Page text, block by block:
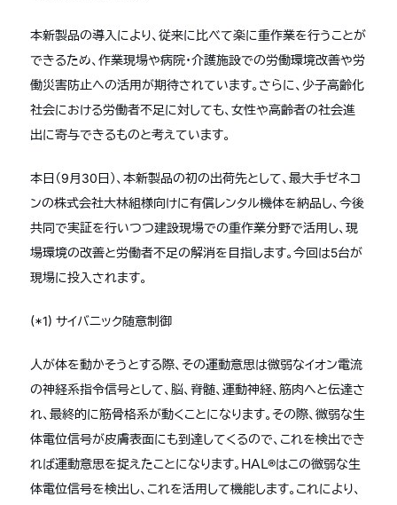
本新製品の導入により、従来に比べて楽に重作業を行うことが
できるため、作業現場や病院・介護施設での労働環境改善や労
働災害防止への活用が期待されています。さらに、少子高齢化
社会における労働者不足に対しても、女性や高齢者の社会進
出に寄与できるものと考えています。
本日（9月30日）、本新製品の初の出荷先として、最大手ゼネコ
ンの株式会社大林組様向けに有償レンタル機体を納品し、今後
共同で実証を行いつつ建設現場での重作業分野で活用し、現
場環境の改善と労働者不足の解消を目指します。今回は5台が
現場に投入されます。
(*1) サイバニック随意制御
人が体を動かそうとする際、その運動意思は微弱なイオン電流
の神経系指令信号として、脳、脊髄、運動神経、筋肉へと伝達さ
れ、最終的に筋骨格系が動くことになります。その際、微弱な生
体電位信号が皮膚表面にも到達してくるので、これを検出でき
れば運動意思を捉えたことになります。ＨＡＬ®はこの微弱な生
体電位信号を検出し、これを活用して機能します。これにより、